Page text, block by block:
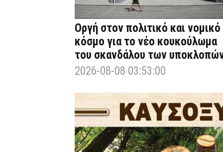
Οργή στον πολιτικό και νομικό
κόσμο για το νέο κουκούλωμα
του σκανδάλου των
2026-08-08 03:53:00